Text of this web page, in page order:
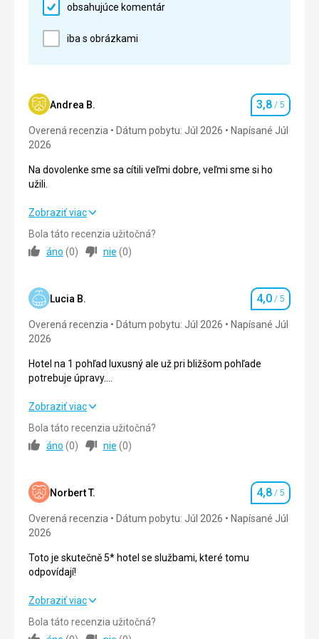
Google Translate
obsahujúce komentár
iba s obrázkami
Andrea B. Hodnotenie
3,8 / 5
Overená recenzia Dátum pobytu: Júl 2026
Napísané Júl
2026
Na dovolenke sme sa cítili veľmi dobre, veľmi sme si ho
užili.
Na dovolenke sme sa cítili veľmi dobre, veľmi sme si ho
Strava
Okolie 3,0/ 5
Služby
Cena
Zobraziť viac
Bola táto recenzia užitočná?
áno (0) nie (0)
Lucia B. Hodnotenie
4,0 / 5
Overená recenzia Dátum pobytu: Júl 2026
Napísané Júl
2026
Hotel na 1 pohľad luxusný ale už pri bližšom pohľade
potrebuje úpravy.
vyhľadáva.
Hotel na 1 pohľad luxusný ale už pri bližšom pohľade
Poskytuje však konfort celej rodine a všetko čo dovolenkár
vyhľadáva.
Strava 3,0/ 5
Ubytovanie 4,0/ 5
Služby
Cena
Zobraziť viac
Bola táto recenzia užitočná?
áno (0) nie (0)
Norbert T. Hodnotenie
4,8 / 5
Overená recenzia Dátum pobytu: Júl 2026
Napísané Júl
2026
Toto je skutečně 5* hotel se službami, které tomu
odpovídají!
Toto je skutečně 5* hotel se službami, které tomu
Zobraziť viac
Bola táto recenzia užitočná?